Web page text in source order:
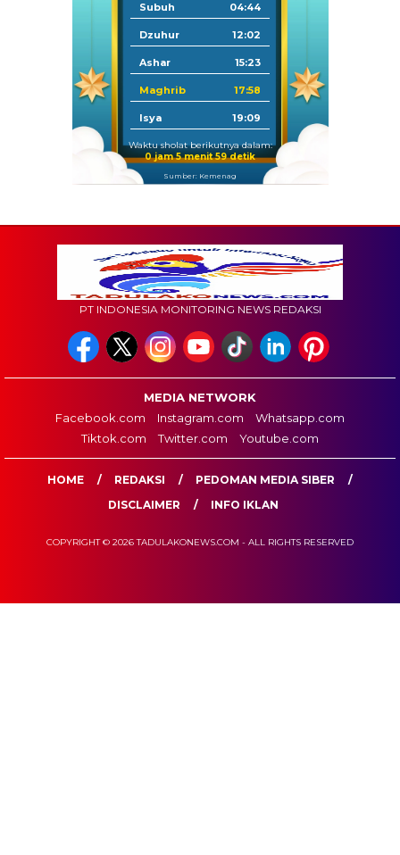
Subuh 04:44
Dzuhur 12:02
Ashar 15:23
Maghrib 17:58
Isya 19:09
Waktu sholat berikutnya dalam:
0 jam 5 menit 58 detik
Sumber: Kemenag
PT INDONESIA MONITORING NEWS REDAKSI
MEDIA NETWORK
Facebook.com
Instagram.com
Whatsapp.com
Tiktok.com
Twitter.com Youtube.com
HOME REDAKSI
PEDOMAN MEDIA SIBER
DISCLAIMER
INFO IKLAN
COPYRIGHT © 2026 TADULAKONEWS.COM - ALL RIGHTS RESERVED